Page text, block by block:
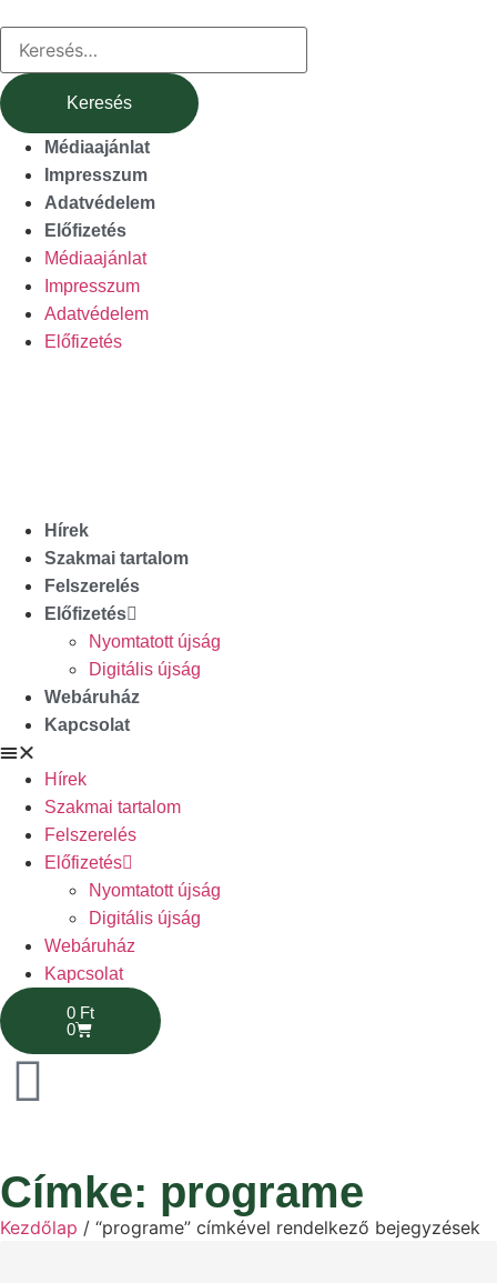
Médiaajánlat
Impresszum
Adatvédelem
Előfizetés
Médiaajánlat
Impresszum
Adatvédelem
Előfizetés
Hírek
Szakmai tartalom
Felszerelés
Előfizetés
Nyomtatott újság
Digitális újság
Webáruház
Kapcsolat
Hírek
Szakmai tartalom
Felszerelés
Előfizetés
Nyomtatott újság
Digitális újság
Webáruház
Kapcsolat
0 Ft
0
Címke: programe
Kezdőlap / “programe” címkével rendelkező bejegyzések